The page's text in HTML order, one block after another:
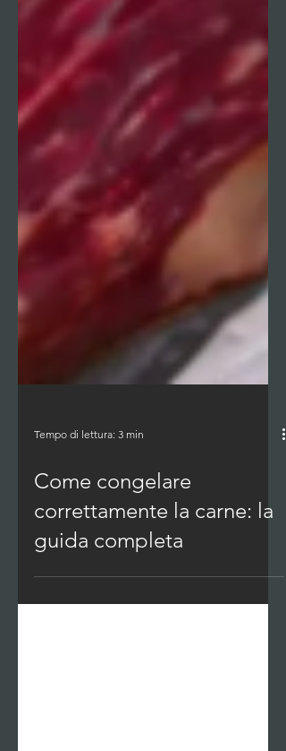
Come congelare
correttamente la carne: la